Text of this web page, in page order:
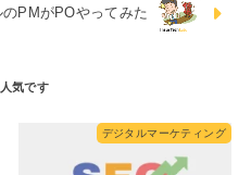
PMがPOやってみた
デジタルマーケティング